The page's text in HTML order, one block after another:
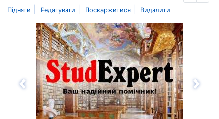
Підняти Редагувати Поскаржитися Видалити
Назад